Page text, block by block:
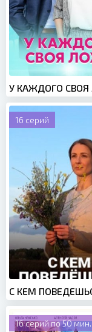
16 серий
16 серий по 50 мин.